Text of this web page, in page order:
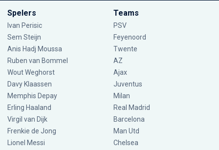
Spelers
Ivan Perisic
Sem Steijn
Anis Hadj Moussa
Ruben van Bommel
Wout Weghorst
Davy Klaassen
Memphis Depay
Erling Haaland
Virgil van Dijk
Frenkie de Jong
Lionel Messi
Teams
PSV
Feyenoord
Twente
AZ
Ajax
Juventus
Milan
Real Madrid
Barcelona
Man Utd
Chelsea